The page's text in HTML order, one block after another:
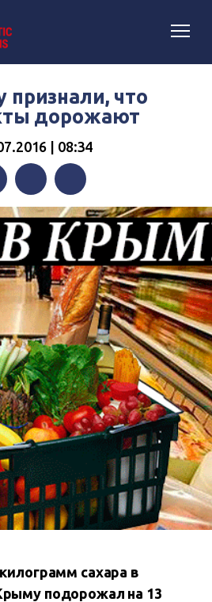
признали, что
дорожают
| 08:34
TwitterTelegram
сахара в
подорожал на 13